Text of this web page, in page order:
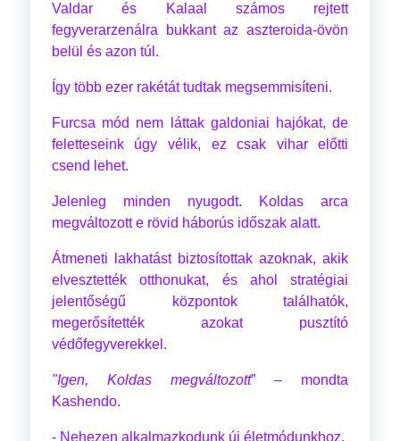
Valdar és Kalaal számos rejtett
fegyverarzenálra bukkant az aszteroida-övön
belül és azon túl.
Így több ezer rakétát tudtak megsemmisíteni.
Furcsa mód nem láttak galdoniai hajókat, de
feletteseink úgy vélik, ez csak vihar előtti
csend lehet.
Jelenleg minden nyugodt. Koldas arca
megváltozott e rövid háborús időszak alatt.
Átmeneti lakhatást biztosítottak azoknak, akik
elvesztették otthonukat, és ahol stratégiai
jelentőségű központok találhatók,
megerősítették azokat pusztító
védőfegyverekkel.
"Igen, Koldas megváltozott” – mondta
Kashendo.
- Nehezen alkalmazkodunk új életmódunkhoz.